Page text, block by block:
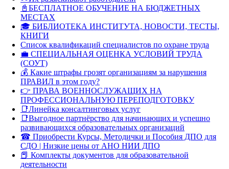
📓БЕСПЛАТНОЕ ОБУЧЕНИЕ НА БЮДЖЕТНЫХ
МЕСТАХ
🎓 БИБЛИОТЕКА ИНСТИТУТА, НОВОСТИ, ТЕСТЫ,
КНИГИ
Список квалификаций специалистов по охране труда
💼 СПЕЦИАЛЬНАЯ ОЦЕНКА УСЛОВИЙ ТРУДА
(СОУТ)
💰 Какие штрафы грозят организациям за нарушения
ПРАВИЛ в этом году?
👉 ПРАВА ВОЕННОСЛУЖАЩИХ НА
ПРОФЕССИОНАЛЬНУЮ ПЕРЕПОДГОТОВКУ
📑Линейка консалтинговых услуг
📑Выгодное партнёрство для начинающих и успешно
развивающихся образовательных организаций
☎ Приобрести Курсы, Методички и Пособия ДПО для
СДО | Низкие цены от АНО НИИ ДПО
📕 Комплекты документов для образовательной
деятельности